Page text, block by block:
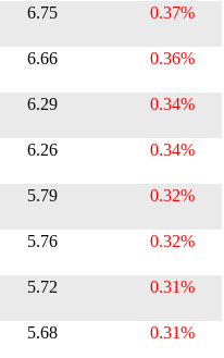
6.75 0.37%
6.66 0.36%
6.29 0.34%
6.26 0.34%
5.79 0.32%
5.76 0.32%
5.72 0.31%
5.68 0.31%